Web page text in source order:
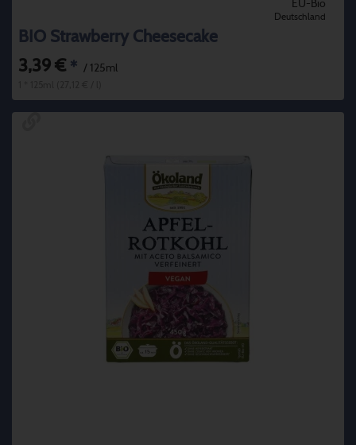
EU-Bio
Deutschland
BIO Strawberry Cheesecake
3,39 € * / 125ml